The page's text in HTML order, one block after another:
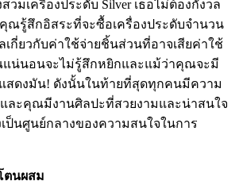
วมเครื่องประดับ Silver เธอไม่ต้องกังวล
ณรู้สึกอิสระที่จะซื้อเครื่องประดับจำนวน
เกี่ยวกับค่าใช้จ่ายชิ้นส่วนที่อาจเสียค่าใช้
แน่นอนจะไม่รู้สึกหยิกและแม้ว่าคุณจะมี
สดงมัน! ดังนั้นในท้ายที่สุดทุกคนมีความ
และคุณมีงานศิลปะที่สวยงามและน่าสนใจ
นศูนย์กลางของความสนใจในการ
ตนผสม